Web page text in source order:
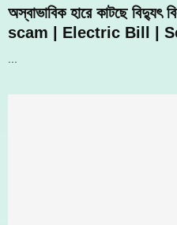
অস্বাভাবিক হারে কাটছে
scam | Electric Bill |
...